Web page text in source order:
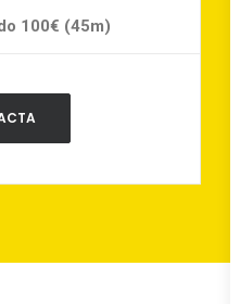
100€ (45m)